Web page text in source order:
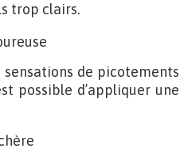
trop clairs.
de picotements
possible d’appliquer une